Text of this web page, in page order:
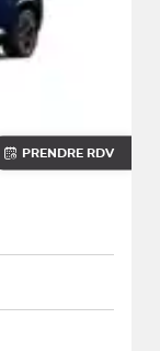
PRENDRE RDV